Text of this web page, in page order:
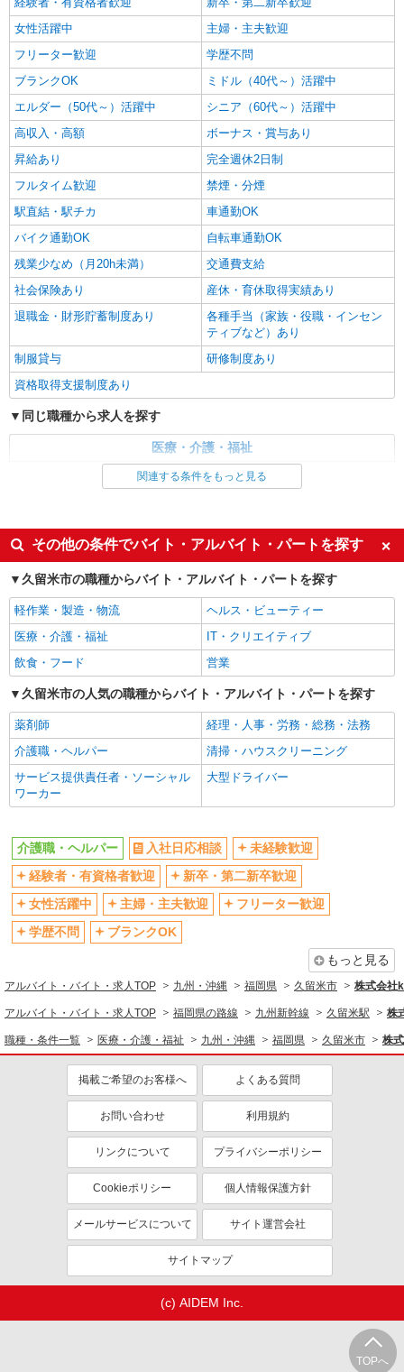
女性活躍中
主婦・主夫歓迎
フリーター歓迎
学歴不問
ブランクOK
ミドル（40代～）活躍中
エルダー（50代～）活躍中
シニア（60代～）活躍中
高収入・高額
ボーナス・賞与あり
昇給あり
完全週休2日制
フルタイム歓迎
禁煙・分煙
駅直結・駅チカ
車通勤OK
バイク通勤OK
自転車通勤OK
残業少なめ（月20h未満）
交通費支給
社会保険あり
産休・育休取得実績あり
退職金・財形貯蓄制度あり
各種手当（家族・役職・インセン
ティブなど）あり
制服貸与
研修制度あり
資格取得支援制度あり
同じ職種から求人を探す
医療・介護・福祉
未経験歓迎
ミドル（40代～）活躍中
ボーナス・賞与あり
車通勤OK
交通費支給
社会保険あり
産休・育休取得実績あり
関連する条件をもっと見る
その他の条件でバイト・アルバイト・パートを探す
久留米市の職種からバイト・アルバイト・パートを探す
軽作業・製造・物流
ヘルス・ビューティー
医療・介護・福祉
IT・クリエイティブ
飲食・フード
営業
久留米市の人気の職種からバイト・アルバイト・パートを探す
薬剤師
経理・人事・労務・総務・法務
介護職・ヘルパー
清掃・ハウスクリーニング
サービス提供責任者・ソーシャル
ワーカー
大型ドライバー
TOPへ
介護職・ヘルパー 入社日応相談
未経験歓迎
経験者・有資格者歓迎
新卒・第二新卒歓迎
女性活躍中
主婦・主夫歓迎
フリーター歓迎
学歴不問
ブランクOK
もっと見る
アルバイト・バイト・求人TOP 九州・沖縄 福岡県 久留米市 株式会社
アルバイト・バイト・求人TOP 福岡県の路線 九州新幹線 久留米駅 株
職種・条件一覧 医療・介護・福祉 九州・沖縄 福岡県 久留米市 株
掲載ご希望のお客様へ よくある質問
お問い合わせ 利用規約
リンクについて プライバシーポリシー
Cookieポリシー 個人情報保護方針
メールサービスについて サイト運営会社
サイトマップ
(c) AIDEM Inc.